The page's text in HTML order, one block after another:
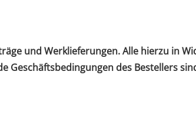
und Werklieferungen. Alle hierzu in
Geschäftsbedingungen des Bestellers